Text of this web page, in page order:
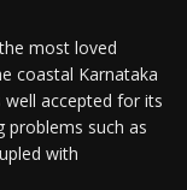
most loved
coastal Karnataka
well accepted for its
problems such as
with